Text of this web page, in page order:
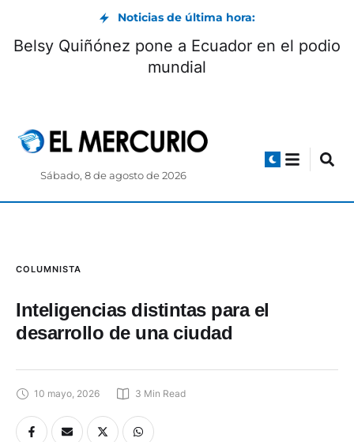
Noticias de última hora:
Belsy Quiñónez pone a Ecuador en el podio
mundial
Sábado, 8 de agosto de 2026
COLUMNISTA
Inteligencias distintas para el
desarrollo de una ciudad
10 mayo, 2026 3 Min Read